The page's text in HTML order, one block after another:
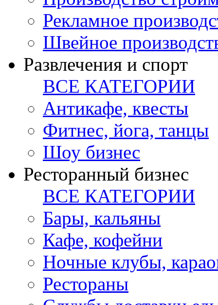
Рекламное
Швейное
Развлечения и спорт
ВСЕ КАТЕГОРИИ
Антикафе, квесты
Фитнес, йога, танцы
Шоу бизнес
Ресторанный бизнес
ВСЕ КАТЕГОРИИ
Бары, кальяны
Кафе, кофейни
Ночные клубы,
Рестораны